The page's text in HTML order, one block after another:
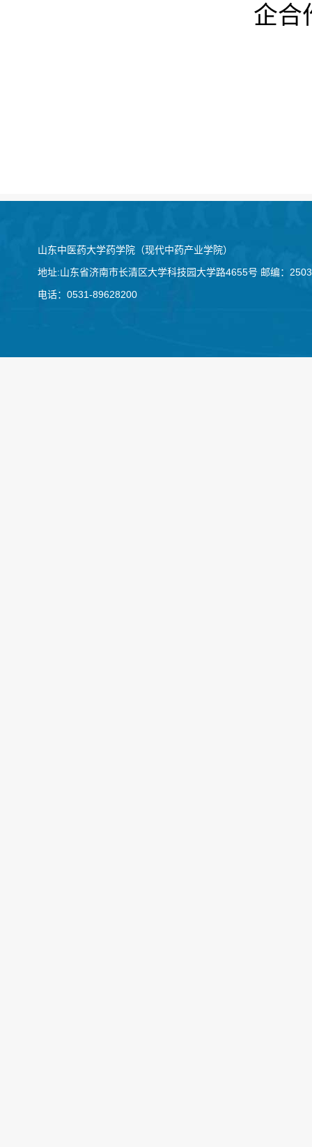
企合
山东中医药大学药学院（现代中药产业学院）
地址:山东省济南市长清区大学科技园大学路4655号 邮编：
电话：0531-89628200